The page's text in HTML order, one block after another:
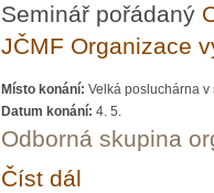
Seminář pořádaný
JČMF Organizace
Místo konání: Velká posluchárna v
Datum konání: 4. 5.
Odborná skupina
Číst dál